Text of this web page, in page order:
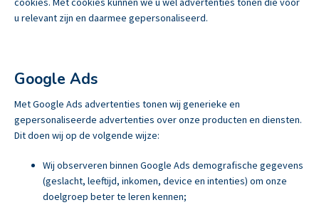
u relevant zijn en daarmee gepersonaliseerd.
Google Ads
Met Google Ads advertenties tonen wij generieke en
gepersonaliseerde advertenties over onze producten en diensten.
Dit doen wij op de volgende wijze:
Wij observeren binnen Google Ads demografische gegevens
(geslacht, leeftijd, inkomen, device en intenties) om onze
doelgroep beter te leren kennen;